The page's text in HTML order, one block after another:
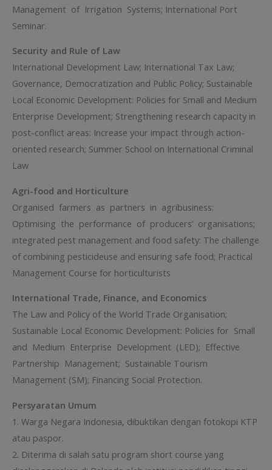
Management of Irrigation Systems; International Port
Seminar.
Security and Rule of Law
International Development Law; International Tax Law;
Governance, Democratization and Public Policy; Sustainable
Local Economic Development: Policies for Small and Medium
Enterprise Development; Strengthening research capacity in
post-conflict areas: Increase your impact through action-
oriented research; Summer School on International Criminal
Law
Agri-food and Horticulture
Organised farmers as partners in agribusiness:
Optimising the performance of producers’ organisations;
integrated pest management and food safety: The challenge
of combining pesticideuse and ensuring safe food; Practical
Management Course for horticulturists
International Trade, Finance, and Economics
The Law and Policy of the World Trade Organisation;
Sustainable Local Economic Development: Policies for Small
and Medium Enterprise Development (LED); Effective
Partnership Management; Sustainable Tourism
Management (SM); Financing Social Protection.
Persyaratan Umum
1. Warga Negara Indonesia, dibuktikan dengan fotokopi KTP
atau paspor.
2. Diterima di salah satu program short course yang